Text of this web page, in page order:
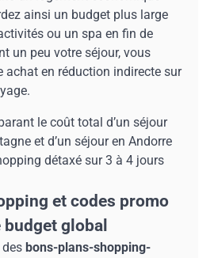
ainsi un budget plus large
ou un spa en fin de
un peu votre séjour, vous
achat en réduction indirecte sur
et codes promo
global
bons-plans-shopping-